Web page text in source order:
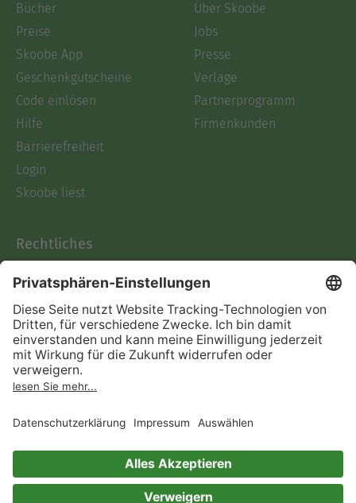
Bücher
Preise
Skoobe App
Geschenkgutscheine
Code einlösen
Hilfe
Barrierefreiheit
Login
Skoobe liest
Über Skoobe
Jobs
Presse
Verlage
Partnerprogramm
Firmenkunden
Rechtliches
AGB
Informationen nach Data
Act
Verträge hier kündigen
Impressum
Immer ein gutes Buch